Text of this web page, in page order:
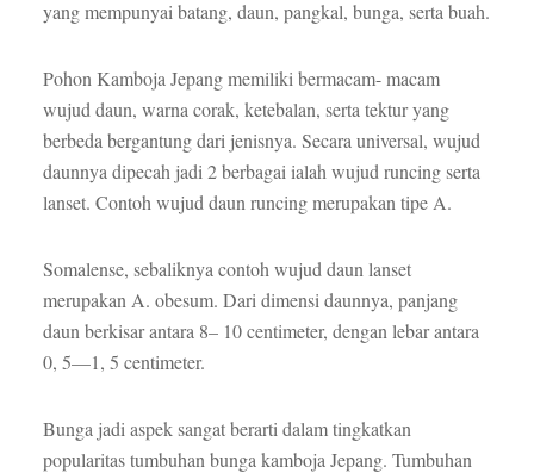
yang mempunyai batang, daun, pangkal, bunga, serta buah.
Pohon Kamboja Jepang memiliki bermacam- macam
wujud daun, warna corak, ketebalan, serta tektur yang
berbeda bergantung dari jenisnya. Secara universal, wujud
daunnya dipecah jadi 2 berbagai ialah wujud runcing serta
lanset. Contoh wujud daun runcing merupakan tipe A.
Somalense, sebaliknya contoh wujud daun lanset
merupakan A. obesum. Dari dimensi daunnya, panjang
daun berkisar antara 8– 10 centimeter, dengan lebar antara
0, 5—1, 5 centimeter.
Bunga jadi aspek sangat berarti dalam tingkatkan
popularitas tumbuhan bunga kamboja Jepang. Tumbuhan